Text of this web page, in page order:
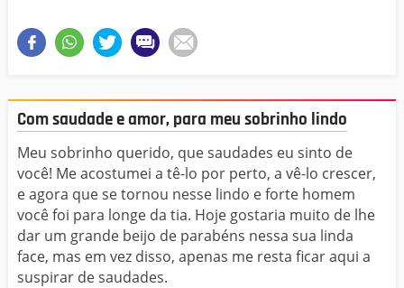
Com saudade e amor, para meu sobrinho lindo
Meu sobrinho querido, que saudades eu sinto de
você! Me acostumei a tê-lo por perto, a vê-lo crescer,
e agora que se tornou nesse lindo e forte homem
você foi para longe da tia. Hoje gostaria muito de lhe
dar um grande beijo de parabéns nessa sua linda
face, mas em vez disso, apenas me resta ficar aqui a
suspirar de saudades.